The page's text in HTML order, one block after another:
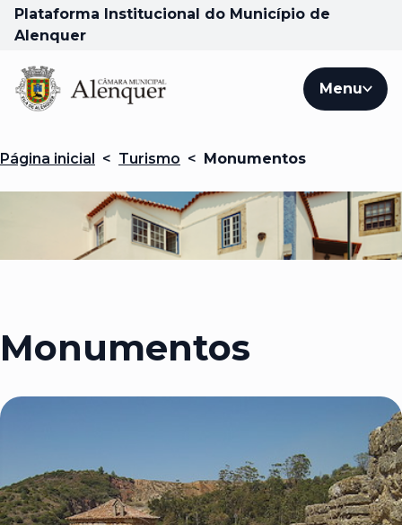
Plataforma Institucional do Município de
Alenquer
Menu
Página inicial < Turismo < Monumentos
Monumentos